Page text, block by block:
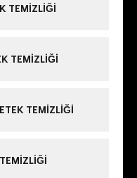
TEMIZLIĞI
TEMIZLIĞI
TEMIZLIĞI